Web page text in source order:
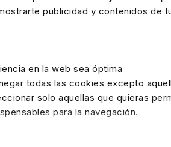
publicidad y contenidos de
en la web sea óptima
todas las cookies excepto
solo aquellas que quieras
para la navegación.
humana”.
profesional comprobar de forma
lo hace la IA Jurídica. En ese
de acreditar su fundamento.
informe jurídico completo
del
artificial generalista puede